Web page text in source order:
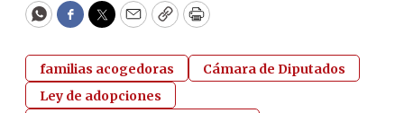
WhatsApp
Facebook
Twitter
EmailCopyPrint
familias acogedoras
Cámara de Diputados
Ley de adopciones